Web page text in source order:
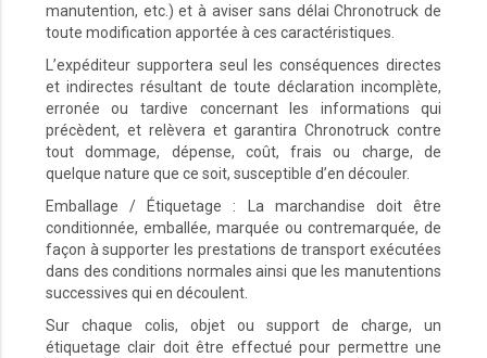
manutention, etc.) et à aviser sans délai Chronotruck de
toute modification apportée à ces caractéristiques.
L’expéditeur supportera seul les conséquences directes
et indirectes résultant de toute déclaration incomplète,
erronée ou tardive concernant les informations qui
précèdent, et relèvera et garantira Chronotruck contre
tout dommage, dépense, coût, frais ou charge, de
quelque nature que ce soit, susceptible d’en découler.
Emballage / Étiquetage : La marchandise doit être
conditionnée, emballée, marquée ou contremarquée, de
façon à supporter les prestations de transport exécutées
dans des conditions normales ainsi que les manutentions
successives qui en découlent.
Sur chaque colis, objet ou support de charge, un
étiquetage clair doit être effectué pour permettre une